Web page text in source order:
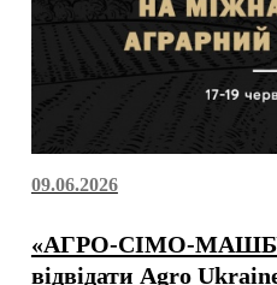
09.06.2026
«АГРО-СІМО-
відвідати Agro